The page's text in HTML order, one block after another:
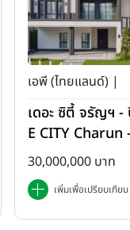
งเป็นตัวเลือกอันดับหนึ่
เอพี (ไทยแลนด์) |
เดอะ ซิตี้ จรัญฯ -
E CITY
30,000,000 บาท
เพิ่มเพื่อเปรียบเทียบ